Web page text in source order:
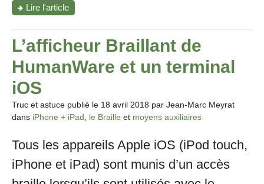
Lire l'article"Utilise
ton
iPhone
micro
pour
tes
L’afficheur Braillant de
HumanWare et un terminal
iOS
Truc et astuce publié le 18 avril 2018 par Jean-Marc Meyrat
dans iPhone + iPad le Braille et moyens auxiliaires
Tous les appareils Apple iOS (iPod touch,
iPhone et iPad) sont munis d’un accès